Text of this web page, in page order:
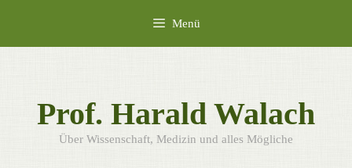
springen
Menü
Prof. Harald Walach
Über Wissenschaft, Medizin und alles Mögliche